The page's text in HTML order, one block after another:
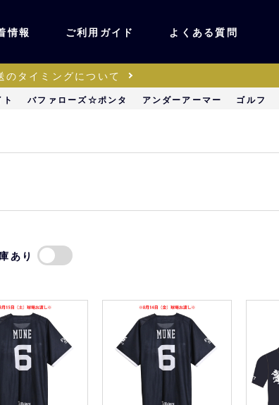
フォーム・ワッ
キャップ・ヘルメッ
ズ・ベビー バッグ
キッチン・食品
ホルダー
リ姫におすすめ オリっこにおすすめ
情報 ご利用ガイド よくある質問
のタイミングについて
バファローズ☆ポンタ アンダーアーマー ゴルフ
あり